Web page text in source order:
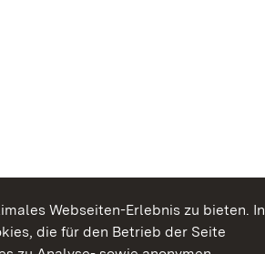
Webseiten-Erlebnis zu bieten. In
die für den Betrieb der Seite